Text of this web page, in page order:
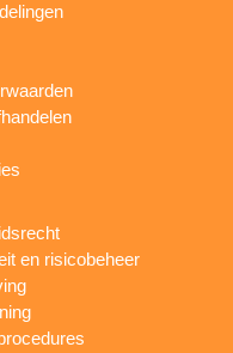
en risicobeheer